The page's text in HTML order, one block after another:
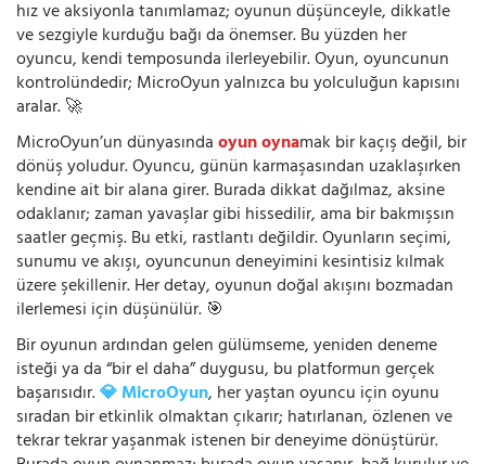
hız ve aksiyonla tanımlamaz; oyunun düşünceyle, dikkatle
ve sezgiyle kurduğu bağı da önemser. Bu yüzden her
oyuncu, kendi temposunda ilerleyebilir. Oyun, oyuncunun
kontrolündedir; MicroOyun yalnızca bu yolculuğun kapısını
aralar. 🚀
MicroOyun’un dünyasındaoyun oynamak bir kaçış değil, bir
dönüş yoludur. Oyuncu, günün karmaşasından uzaklaşırken
kendine ait bir alana girer. Burada dikkat dağılmaz, aksine
odaklanır; zaman yavaşlar gibi hissedilir, ama bir bakmışsın
saatler geçmiş. Bu etki, rastlantı değildir. Oyunların seçimi,
sunumu ve akışı, oyuncunun deneyimini kesintisiz kılmak
üzere şekillenir. Her detay, oyunun doğal akışını bozmadan
ilerlemesi için düşünülür. 🎯
Bir oyunun ardından gelen gülümseme, yeniden deneme
isteği ya da “bir el daha” duygusu, bu platformun gerçek
başarısıdır.💎 MicroOyun, her yaştan oyuncu için oyunu
sıradan bir etkinlik olmaktan çıkarır; hatırlanan, özlenen ve
tekrar tekrar yaşanmak istenen bir deneyime dönüştürür.